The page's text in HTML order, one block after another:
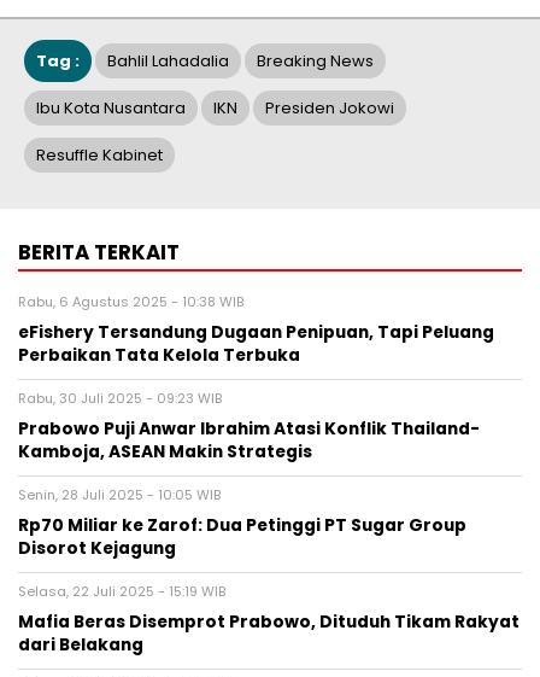
Tag : Bahlil Lahadalia Breaking News
Ibu Kota Nusantara IKN Presiden Jokowi
Resuffle Kabinet
BERITA TERKAIT
Rabu, 6 Agustus 2025 - 10:38 WIB
eFishery Tersandung Dugaan Penipuan, Tapi Peluang
Perbaikan Tata Kelola Terbuka
Rabu, 30 Juli 2025 - 09:23 WIB
Prabowo Puji Anwar Ibrahim Atasi Konflik Thailand-
Kamboja, ASEAN Makin Strategis
Senin, 28 Juli 2025 - 10:05 WIB
Rp70 Miliar ke Zarof: Dua Petinggi PT Sugar Group
Disorot Kejagung
Selasa, 22 Juli 2025 - 15:19 WIB
Mafia Beras Disemprot Prabowo, Dituduh Tikam Rakyat
dari Belakang